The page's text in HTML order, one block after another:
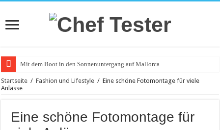
Mit dem Boot in den Sonnenuntergang auf Mallorca
Catering an Silvester
Modischer Schmuck für Damen und Herren
Piercings – Weit verbreitet und beliebt
Startseite / Fashion und Lifestyle / Eine schöne Fotomontage für viele
Anlässe
Eine schöne Fotomontage für